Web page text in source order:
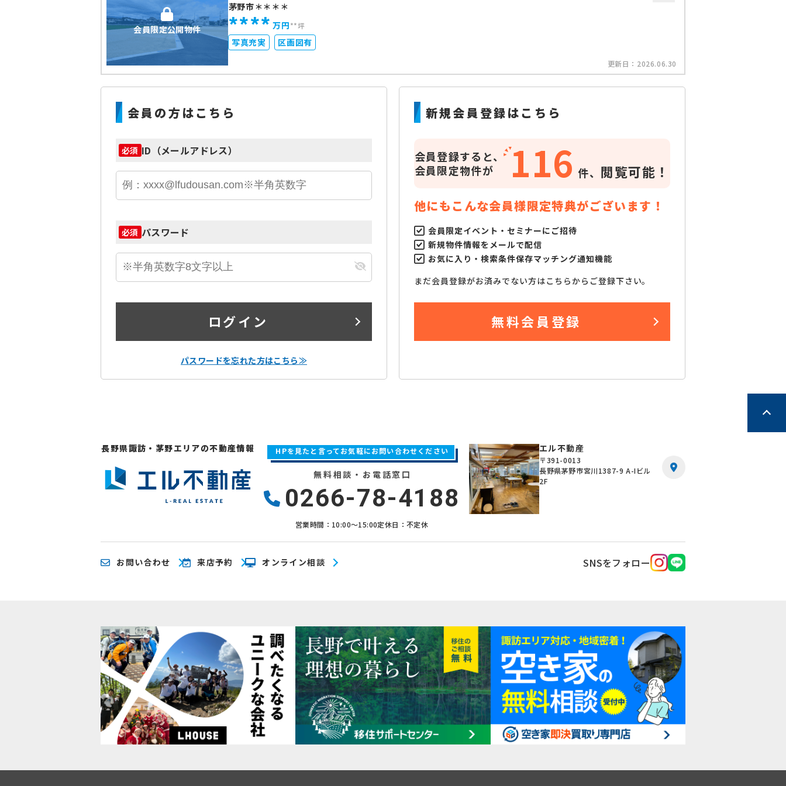
会員限定公開物件
茅野市＊＊＊＊
**** 万円**坪
写真充実 区画図有
更新日： 2026.06.30
会員の方はこちら
必須 ID（メールアドレス）
必須 パスワード
ログイン
パスワードを忘れた方はこちら≫
新規会員登録はこちら
会員登録すると、
会員限定物件が
116 件、 閲覧可能！
他にもこんな会員様限定特典がございます！
会員限定イベント・セミナーにご招待
新規物件情報をメールで配信
お気に入り・検索条件保存マッチング通知機能
まだ会員登録がお済みでない方はこちらからご登録下さい。
無料会員登録
長野県諏訪・茅野エリアの不動産情報 HPを見たと言ってお気軽にお問い合わせください
無料相談・お電話窓口
0266-78-4188
営業時間：10:00〜15:00定休日：不定休
エル不動産
〒391-0013
長野県茅野市宮川1387-9 A-Iビル
2F
お問い合わせ 来店予約 オンライン相談 SNSをフォロー